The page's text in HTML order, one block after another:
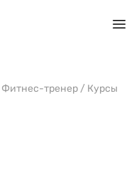
Фитнес-тренер / Курсы